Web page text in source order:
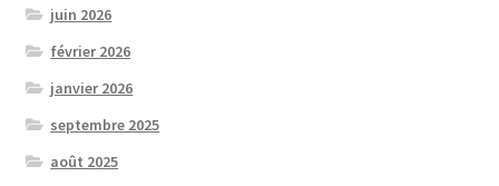
juin 2026
février 2026
janvier 2026
septembre 2025
août 2025